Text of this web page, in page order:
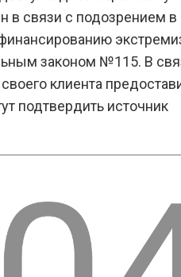
в связи с подозрением
законом №115. В
клиента
подтвердить источник